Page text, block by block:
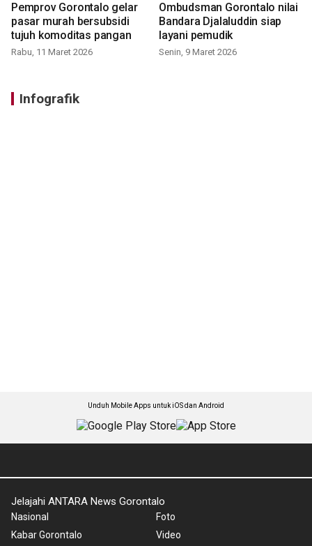
Pemprov Gorontalo gelar
pasar murah bersubsidi
tujuh komoditas pangan
Rabu, 11 Maret 2026
Ombudsman Gorontalo nilai
Bandara Djalaluddin siap
layani pemudik
Senin, 9 Maret 2026
Infografik
Unduh Mobile Apps untuk iOS dan Android
Jelajahi ANTARA News Gorontalo
Nasional
Kabar Gorontalo
Foto
Video